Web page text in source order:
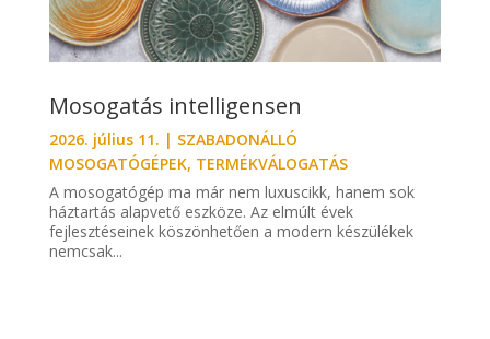
Mosogatás intelligensen
2026. július 11. | SZABADONÁLLÓ
MOSOGATÓGÉPEK, TERMÉKVÁLOGATÁS
A mosogatógép ma már nem luxuscikk, hanem sok
háztartás alapvető eszköze. Az elmúlt évek
fejlesztéseinek köszönhetően a modern készülékek
nemcsak...